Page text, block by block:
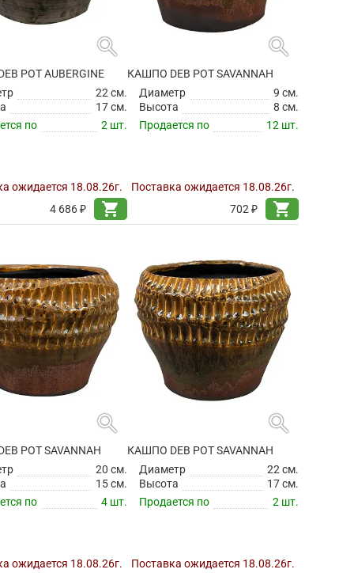
search
POT AUBERGINE
22 см.
17 см.
по
2 шт.
ожидается 18.08.26г.
4 686 ₽
shopping_cart
search
КАШПО DEB POT SAVANNAH
Диаметр
9 см.
Высота
8 см.
Продается по
12 шт.
Поставка ожидается 18.08.26г.
702 ₽
shopping_cart
search
POT SAVANNAH
20 см.
15 см.
по
4 шт.
ожидается 18.08.26г.
search
КАШПО DEB POT SAVANNAH
Диаметр
22 см.
Высота
17 см.
Продается по
2 шт.
Поставка ожидается 18.08.26г.